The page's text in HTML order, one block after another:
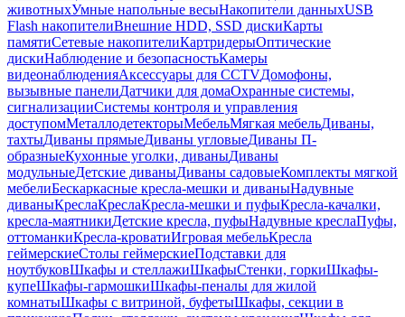
животныхУмные напольные весыНакопители данныхUSB
Flash накопителиВнешние HDD, SSD дискиКарты
памятиСетевые накопителиКартридерыОптические
дискиНаблюдение и безопасностьКамеры
видеонаблюденияАксессуары для CCTVДомофоны,
вызывные панелиДатчики для домаОхранные системы,
сигнализацииСистемы контроля и управления
доступомМеталлодетекторыМебельМягкая мебельДиваны,
тахтыДиваны прямыеДиваны угловыеДиваны П-
образныеКухонные уголки, диваныДиваны
модульныеДетские диваныДиваны садовыеКомплекты мягкой
мебелиБескаркасные кресла-мешки и диваныНадувные
диваныКреслаКреслаКресла-мешки и пуфыКресла-качалки,
кресла-маятникиДетские кресла, пуфыНадувные креслаПуфы,
оттоманкиКресла-кроватиИгровая мебельКресла
геймерскиеСтолы геймерскиеПодставки для
ноутбуковШкафы и стеллажиШкафыСтенки, горкиШкафы-
купеШкафы-гармошкиШкафы-пеналы для жилой
комнатыШкафы с витриной, буфетыШкафы, секции в